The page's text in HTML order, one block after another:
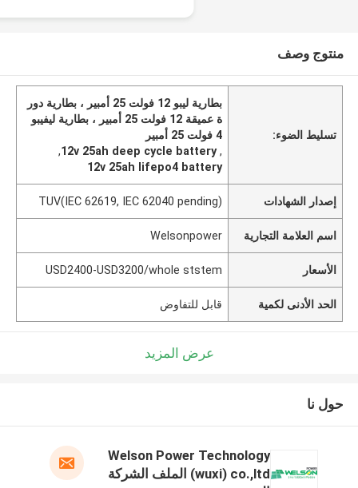
منتوج وصف
تسليط الضوء:
بطارية ليبو 12 فولت 25 أمبير ، بطارية دور
ة عميقة 12 فولت 25 أمبير ، بطارية ليفيبو
4 فولت 25 أمبير
,
12v 25ah deep cycle battery
,
12v 25ah lifepo4 battery
إصدار الشهادات TUV(IEC 62619, IEC 62040 pending)
اسم العلامة التجارية Welsonpower
الأسعار USD2400-USD3200/whole ststem
الحد الأدنى لكمية قابل للتفاوض
عرض المزيد
حول نا
Welson Power Technology
(wuxi) co.,ltd الملف الشركة